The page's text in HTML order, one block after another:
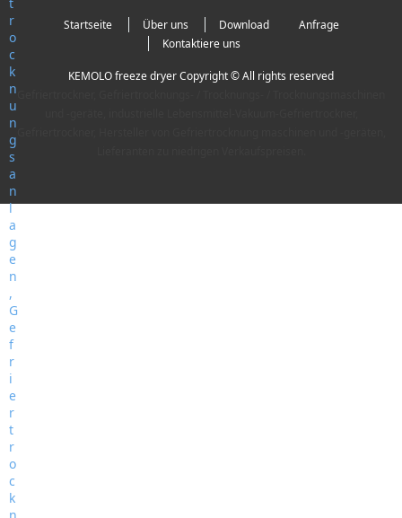
Startseite Über uns Download
Anfrage
Kontaktiere uns
KEMOLO freeze dryer Copyright © All rights reserved